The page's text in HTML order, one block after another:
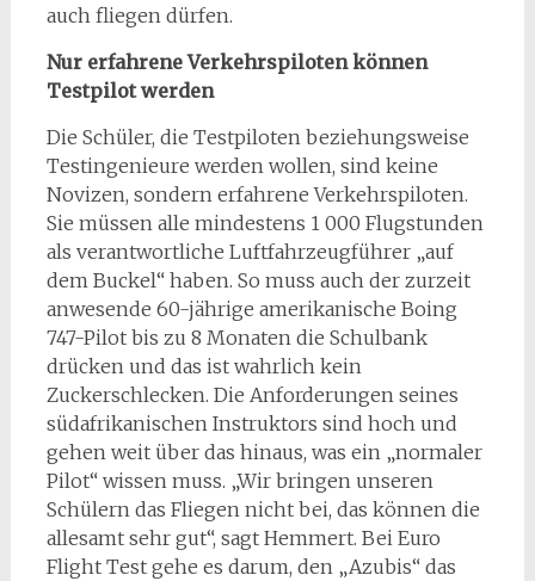
auch fliegen dürfen.
Nur erfahrene Verkehrspiloten können
Testpilot werden
Die Schüler, die Testpiloten beziehungsweise
Testingenieure werden wollen, sind keine
Novizen, sondern erfahrene Verkehrspiloten.
Sie müssen alle mindestens 1 000 Flugstunden
als verantwortliche Luftfahrzeugführer „auf
dem Buckel“ haben. So muss auch der zurzeit
anwesende 60-jährige amerikanische Boing
747-Pilot bis zu 8 Monaten die Schulbank
drücken und das ist wahrlich kein
Zuckerschlecken. Die Anforderungen seines
südafrikanischen Instruktors sind hoch und
gehen weit über das hinaus, was ein „normaler
Pilot“ wissen muss. „Wir bringen unseren
Schülern das Fliegen nicht bei, das können die
allesamt sehr gut“, sagt Hemmert. Bei Euro
Flight Test gehe es darum, den „Azubis“ das